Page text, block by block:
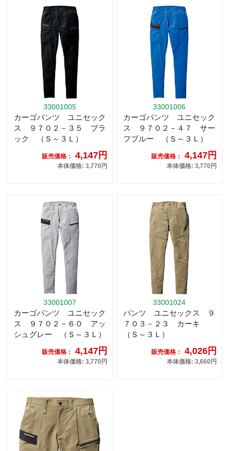
33001005
カーゴパンツ ユニセック
ス ９７０２－３５ ブラ
ック （Ｓ～３Ｌ）
販売価格： 4,147円
本体価格: 3,770円
33001006
カーゴパンツ ユニセック
ス ９７０２－４７ サー
フブルー （Ｓ～３Ｌ）
販売価格： 4,147円
本体価格: 3,770円
33001007
カーゴパンツ ユニセック
ス ９７０２－６０ アッ
シュグレー （Ｓ～３Ｌ）
販売価格： 4,147円
本体価格: 3,770円
33001024
パンツ ユニセックス ９
７０３－２３ カーキ
（Ｓ～３Ｌ）
販売価格： 4,026円
本体価格: 3,660円